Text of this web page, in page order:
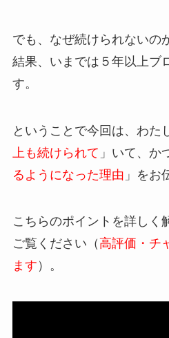
でも、なぜ続けられないの
結果、いまでは５年以上ブ
す。
ということで今回は、わた
上も続けられて 」いて、か
るようになった理由 」をお
こちらのポイントを詳しく
ご覧ください（高評価・チ
ます ）。